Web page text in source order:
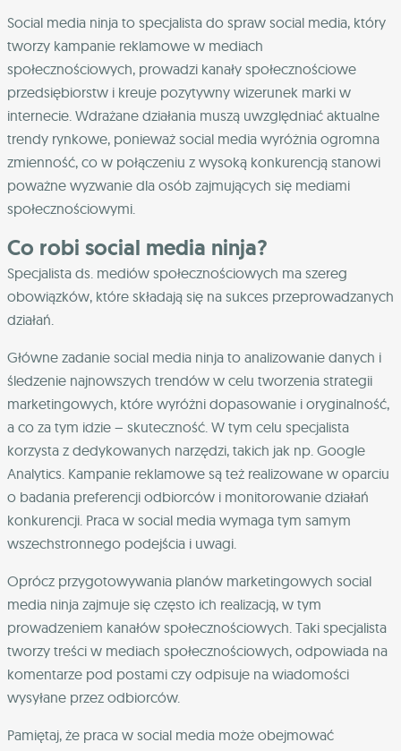
Social media ninja to specjalista do spraw social media, który
tworzy kampanie reklamowe w mediach
społecznościowych, prowadzi kanały społecznościowe
przedsiębiorstw i kreuje pozytywny wizerunek marki w
internecie. Wdrażane działania muszą uwzględniać aktualne
trendy rynkowe, ponieważ social media wyróżnia ogromna
zmienność, co w połączeniu z wysoką konkurencją stanowi
poważne wyzwanie dla osób zajmujących się mediami
społecznościowymi.
Co robi social media ninja?
Specjalista ds. mediów społecznościowych ma szereg
obowiązków, które składają się na sukces przeprowadzanych
działań.
Główne zadanie social media ninja to analizowanie danych i
śledzenie najnowszych trendów w celu tworzenia strategii
marketingowych, które wyróżni dopasowanie i oryginalność,
a co za tym idzie – skuteczność. W tym celu specjalista
korzysta z dedykowanych narzędzi, takich jak np. Google
Analytics. Kampanie reklamowe są też realizowane w oparciu
o badania preferencji odbiorców i monitorowanie działań
konkurencji. Praca w social media wymaga tym samym
wszechstronnego podejścia i uwagi.
Oprócz przygotowywania planów marketingowych social
media ninja zajmuje się często ich realizacją, w tym
prowadzeniem kanałów społecznościowych. Taki specjalista
tworzy treści w mediach społecznościowych, odpowiada na
komentarze pod postami czy odpisuje na wiadomości
wysyłane przez odbiorców.
Pamiętaj, że praca w social media może obejmować